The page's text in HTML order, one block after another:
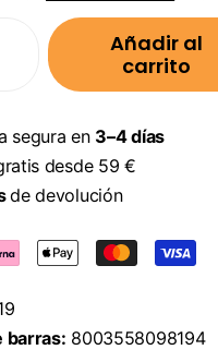
Añadir al
carrito
segura en 3–4 días
desde 59 €
de devolución
barras: 8003558098194